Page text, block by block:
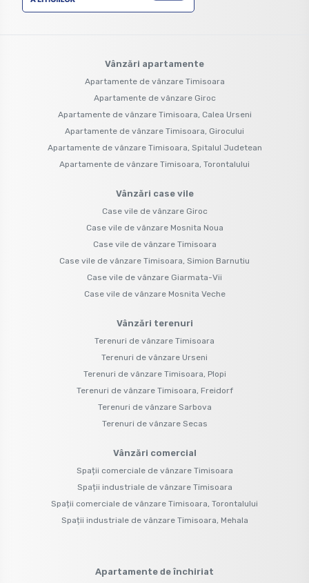
Vânzări apartamente
Apartamente de vânzare Timisoara
Apartamente de vânzare Giroc
Apartamente de vânzare Timisoara, Calea Urseni
Apartamente de vânzare Timisoara, Girocului
Apartamente de vânzare Timisoara, Spitalul Judetean
Apartamente de vânzare Timisoara, Torontalului
Vânzări case vile
Case vile de vânzare Giroc
Case vile de vânzare Mosnita Noua
Case vile de vânzare Timisoara
Case vile de vânzare Timisoara, Simion Barnutiu
Case vile de vânzare Giarmata-Vii
Case vile de vânzare Mosnita Veche
Vânzări terenuri
Terenuri de vânzare Timisoara
Terenuri de vânzare Urseni
Terenuri de vânzare Timisoara, Plopi
Terenuri de vânzare Timisoara, Freidorf
Terenuri de vânzare Sarbova
Terenuri de vânzare Secas
Vânzări comercial
Spații comerciale de vânzare Timisoara
Spații industriale de vânzare Timisoara
Spații comerciale de vânzare Timisoara, Torontalului
Spații industriale de vânzare Timisoara, Mehala
Apartamente de închiriat